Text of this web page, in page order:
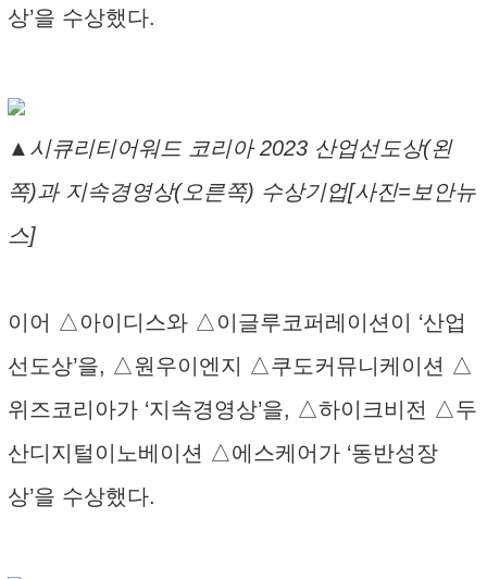
상’을 수상했다.
▲시큐리티어워드 코리아 2023 산업선도상(왼
쪽)과 지속경영상(오른쪽) 수상기업[사진=보안뉴
스]
이어 △아이디스와 △이글루코퍼레이션이 ‘산업
선도상’을, △원우이엔지 △쿠도커뮤니케이션 △
위즈코리아가 ‘지속경영상’을, △하이크비전 △두
산디지털이노베이션 △에스케어가 ‘동반성장
상’을 수상했다.